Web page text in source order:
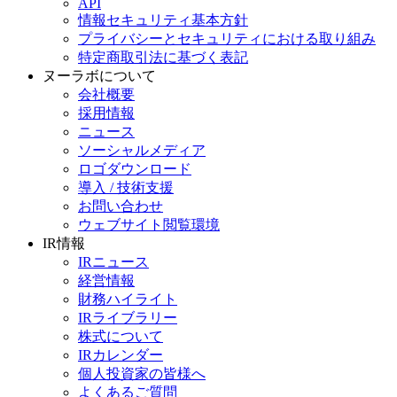
API
情報セキュリティ基本方針
プライバシーとセキュリティにおける取り組み
特定商取引法に基づく表記
ヌーラボについて
会社概要
採用情報
ニュース
ソーシャルメディア
ロゴダウンロード
導入 / 技術支援
お問い合わせ
ウェブサイト閲覧環境
IR情報
IRニュース
経営情報
財務ハイライト
IRライブラリー
株式について
IRカレンダー
個人投資家の皆様へ
よくあるご質問